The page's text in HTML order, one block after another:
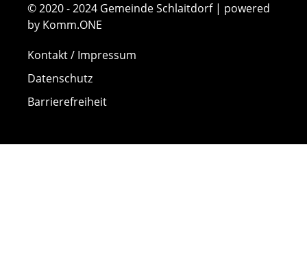
© 2020 - 2024 Gemeinde Schlaitdorf | powered
by Komm.ONE
Kontakt / Impressum
Datenschutz
Barrierefreiheit